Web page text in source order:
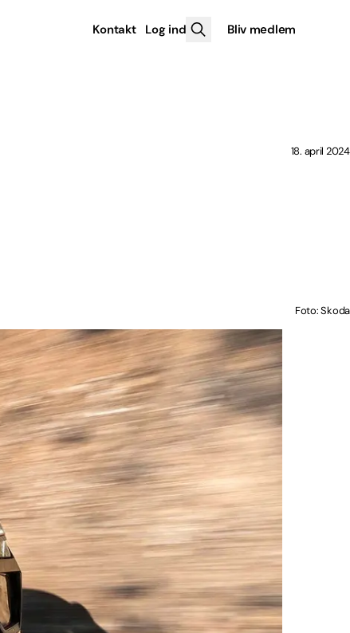
Kontakt Log ind Bliv medlem
18. april 2024
Foto: Skoda